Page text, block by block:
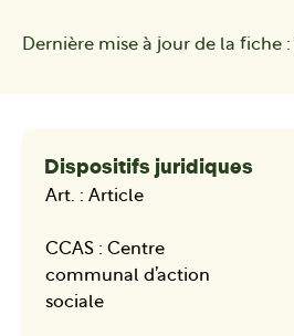
Dernière mise à jour de la fiche :
Dispositifs juridiques
Art. : Article
CCAS : Centre
communal d’action
sociale